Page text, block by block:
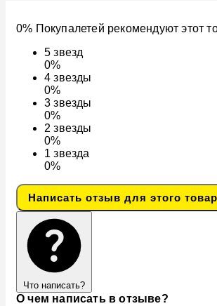
0% Покупалетей рекомендуют этот
5звезд
0%
4звезды
0%
3звезды
0%
2звезды
0%
1звезда
0%
Написать отзыв для этого
Что написать?
О чем написать в отзыве?